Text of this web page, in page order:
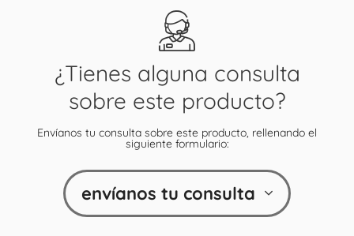
¿Tienes alguna consulta
sobre este producto?
Envíanos tu consulta sobre este producto, rellenando el
siguiente formulario:
envíanos tu consulta